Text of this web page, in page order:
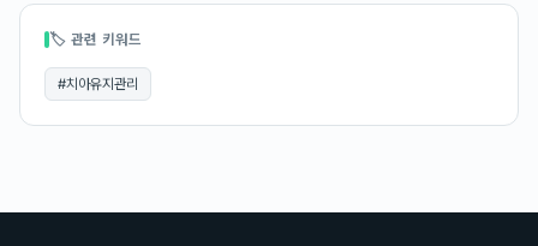
🏷 관련 키워드
#치아유지관리